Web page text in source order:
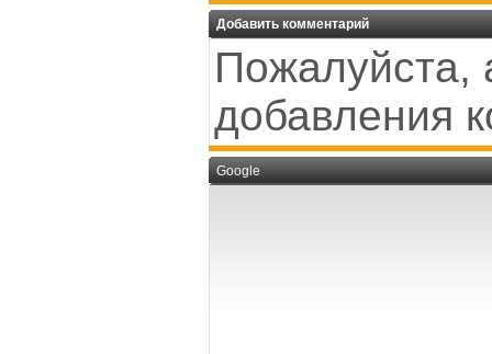
Добавить комментарий
Пожалуйста,
добавления
Google